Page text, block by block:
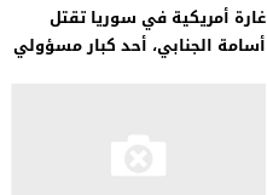
غارة أمريكية في سوريا تقتل
أسامة الجنابي، أحد كبار مسؤولي